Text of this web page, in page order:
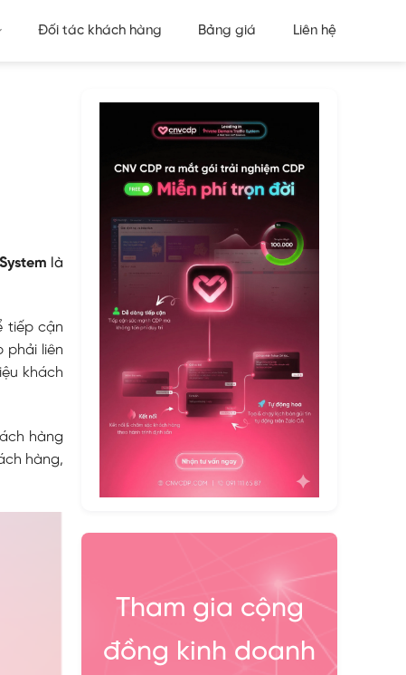
Đối tác khách hàng Bảng giá Liên hệ
là
tiếp cận
phải liên
khách
hàng
hàng,
Tham gia cộng
đồng kinh doanh